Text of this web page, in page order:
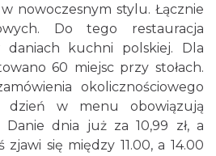
nowoczesnym stylu. Łącznie
Do tego restauracja
daniach kuchni polskiej. Dla
60 miejsc przy stołach.
okolicznościowego
w menu obowiązują
Danie dnia już za 10,99 zł, a
się między 11.00, a 14.00